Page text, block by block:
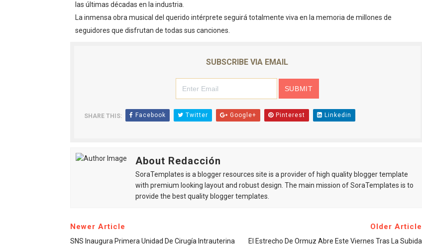
las últimas décadas en la industria.
La inmensa obra musical del querido intérprete seguirá totalmente viva en la memoria de millones de
seguidores que disfrutan de todas sus canciones.
SUBSCRIBE VIA EMAIL
SHARE THIS: Facebook Twitter Google+ Pinterest Linkedin
About Redacción
SoraTemplates is a blogger resources site is a provider of high quality blogger template
with premium looking layout and robust design. The main mission of SoraTemplates is to
provide the best quality blogger templates.
Newer Article
SNS Inaugura Primera Unidad De Cirugía Intrauterina
Older Article
El Estrecho De Ormuz Abre Este Viernes Tras La Subida